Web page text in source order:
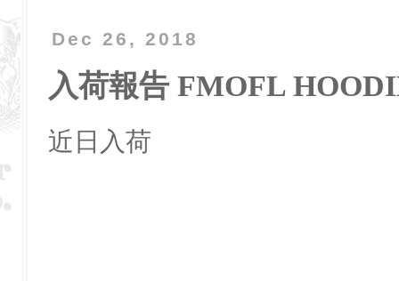
Dec 26, 2018
入荷報告 FMOFL
近日入荷